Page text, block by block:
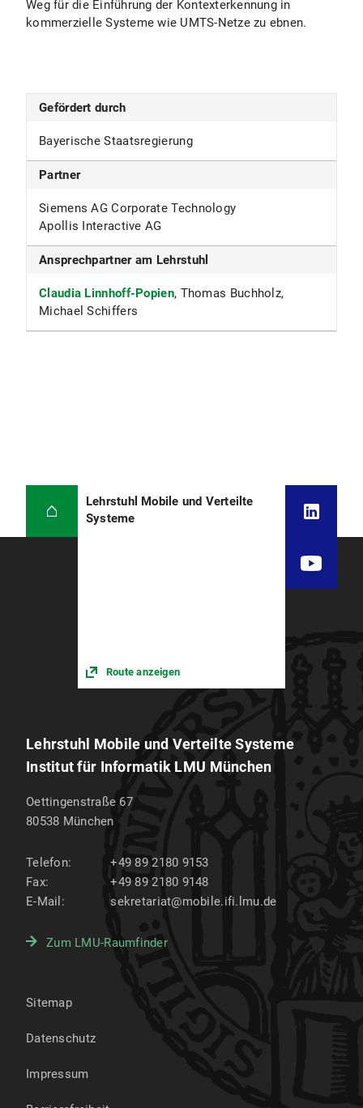
Weg für die Einführung der Kontexterkennung in
kommerzielle Systeme wie UMTS-Netze zu ebnen.
Gefördert durch
Bayerische Staatsregierung
Partner
Siemens AG Corporate Technology
Apollis Interactive AG
Ansprechpartner am Lehrstuhl
Claudia Linnhoff-Popien, Thomas Buchholz,
Michael Schiffers
Lehrstuhl Mobile und Verteilte
Systeme
Route anzeigen
Lehrstuhl Mobile und Verteilte Systeme
Institut für Informatik LMU München
Oettingenstraße 67
80538 München
Telefon:
+49 89 2180 9153
Fax:
+49 89 2180 9148
E-Mail:
sekretariat@mobile.ifi.lmu.de
Zum LMU-Raumfinder
Sitemap
Datenschutz
Impressum